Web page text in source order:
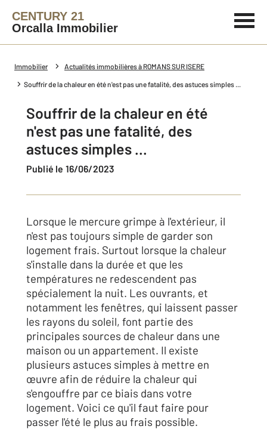
CENTURY 21
Orcalla Immobilier
Immobilier Actualités immobilières à ROMANS SUR ISERE
Souffrir de la chaleur en été n'est pas une fatalité, des astuces simples ...
Souffrir de la chaleur en été
n'est pas une fatalité, des
astuces simples ...
Publié le 16/06/2023
Lorsque le mercure grimpe à l'extérieur, il
n'est pas toujours simple de garder son
logement frais. Surtout lorsque la chaleur
s'installe dans la durée et que les
températures ne redescendent pas
spécialement la nuit. Les ouvrants, et
notamment les fenêtres, qui laissent passer
les rayons du soleil, font partie des
principales sources de chaleur dans une
maison ou un appartement. Il existe
plusieurs astuces simples à mettre en
œuvre afin de réduire la chaleur qui
s'engouffre par ce biais dans votre
logement. Voici ce qu'il faut faire pour
passer l'été le plus au frais possible.